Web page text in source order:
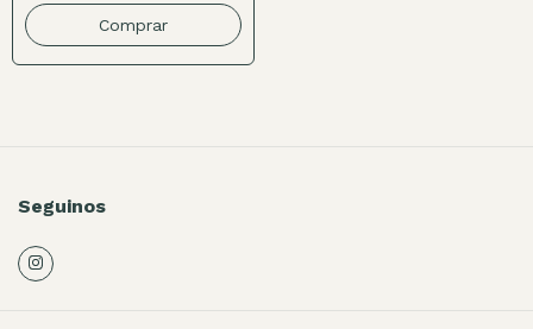
Comprar
Seguinos